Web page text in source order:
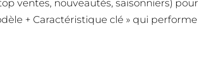
ventes, nouveautés, saisonniers) pour
+ Caractéristique clé » qui performe